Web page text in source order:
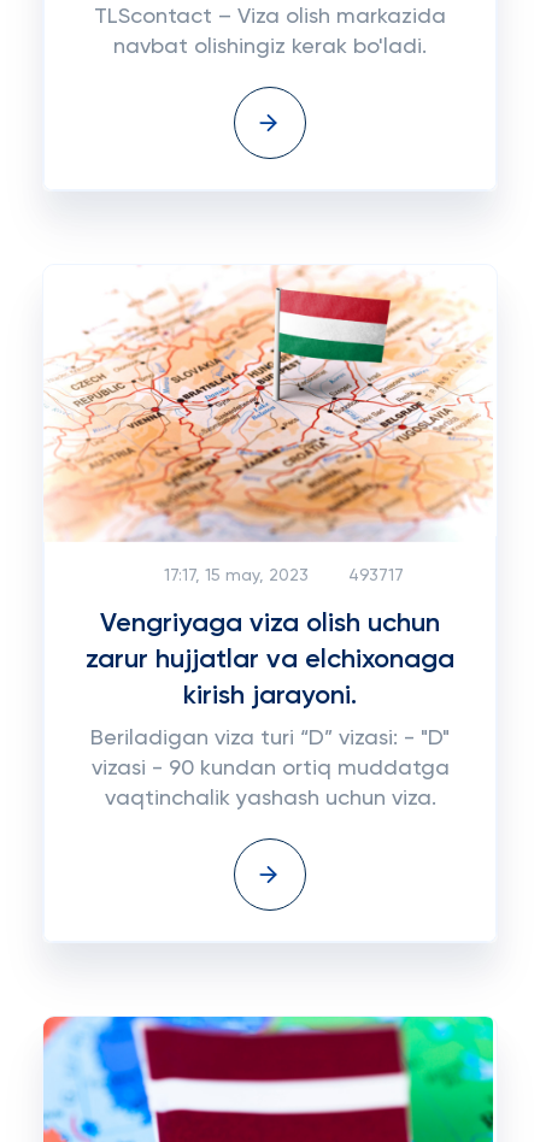
TLScontact – Viza olish markazida
navbat olishingiz kerak bo'ladi.
17:17, 15 may, 2023 493717
Vengriyaga viza olish uchun
zarur hujjatlar va elchixonaga
kirish jarayoni.
Beriladigan viza turi “D” vizasi: - "D"
vizasi - 90 kundan ortiq muddatga
vaqtinchalik yashash uchun viza.